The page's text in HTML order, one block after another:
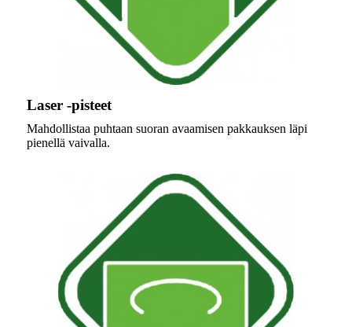
Laser -pisteet
Mahdollistaa puhtaan suoran avaamisen pakkauksen läpi
pienellä vaivalla.